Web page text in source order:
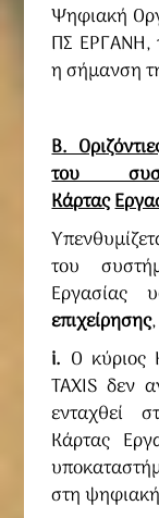
Ψηφιακή
ΠΣ ΕΡΓΑΝΗ,
η σήμανση
Β.
του
Κάρτας
του
Εργασίας
επιχείρησης
i. Ο κύριος
TAXIS δεν
ενταχθεί
Κάρτας
στη